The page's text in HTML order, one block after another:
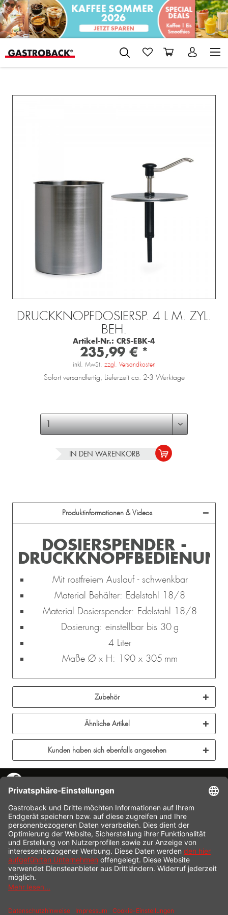
DRUCKKNOPFDOSIERSP. 4 L M. ZYL.
BEH.
Artikel-Nr.: CRS-EBK-4
235,99 € *
inkl. MwSt. zzgl. Versandkosten
Sofort versandfertig, Lieferzeit ca. 2-3 Werktage
IN DEN WARENKORB
Produktinformationen & Videos
DOSIERSPENDER -
Mit rostfreiem Auslauf - schwenkbar
Material Behälter: Edelstahl 18/8
Material Dosierspender: Edelstahl 18/8
Dosierung: einstellbar bis 30 g
4 Liter
Maße Ø x H: 190 x 305 mm
Zubehör
Ähnliche Artikel
Kunden haben sich ebenfalls angesehen
SERVICE HOTLINE
INFORMATION
SHOP SERVICE